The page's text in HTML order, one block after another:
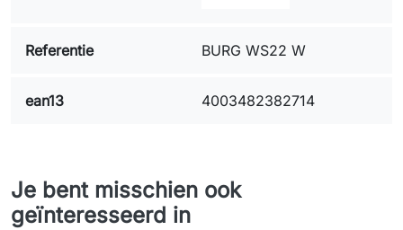
Referentie BURG WS22 W
ean13 4003482382714
Je bent misschien ook
geïnteresseerd in